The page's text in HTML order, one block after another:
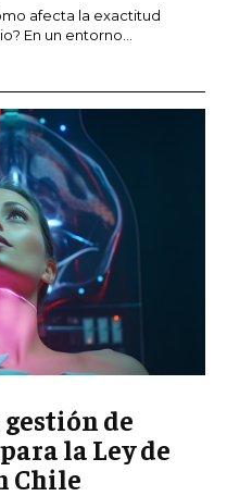
afecta la exactitud
En un entorno...
de
la Ley de
Chile